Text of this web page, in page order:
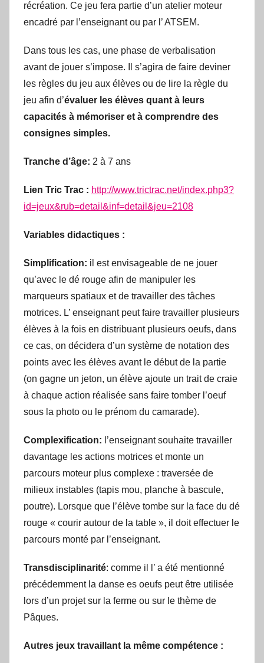
récréation. Ce jeu fera partie d’un atelier moteur
encadré par l’enseignant ou par l’ ATSEM.
Dans tous les cas, une phase de verbalisation
avant de jouer s’impose. Il s’agira de faire deviner
les règles du jeu aux élèves ou de lire la règle du
jeu afin d’évaluer les élèves quant à leurs
capacités à mémoriser et à comprendre des
consignes simples.
Tranche d’âge: 2 à 7 ans
Lien Tric Trac : http://www.trictrac.net/index.php3?
id=jeux&rub=detail&inf=detail&jeu=2108
Variables didactiques :
Simplification: il est envisageable de ne jouer
qu’avec le dé rouge afin de manipuler les
marqueurs spatiaux et de travailler des tâches
motrices. L’ enseignant peut faire travailler plusieurs
élèves à la fois en distribuant plusieurs oeufs, dans
ce cas, on décidera d’un système de notation des
points avec les élèves avant le début de la partie
(on gagne un jeton, un élève ajoute un trait de craie
à chaque action réalisée sans faire tomber l’oeuf
sous la photo ou le prénom du camarade).
Complexification: l’enseignant souhaite travailler
davantage les actions motrices et monte un
parcours moteur plus complexe : traversée de
milieux instables (tapis mou, planche à bascule,
poutre). Lorsque que l’élève tombe sur la face du dé
rouge « courir autour de la table », il doit effectuer le
parcours monté par l’enseignant.
Transdisciplinarité: comme il l’ a été mentionné
précédemment la danse es oeufs peut être utilisée
lors d’un projet sur la ferme ou sur le thème de
Pâques.
Autres jeux travaillant la même compétence :